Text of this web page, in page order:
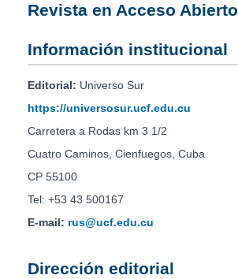
Revista en Acceso Abierto
Información institucional
Editorial: Universo Sur
https://universosur.ucf.edu.cu
Carretera a Rodas km 3 1/2
Cuatro Caminos, Cienfuegos, Cuba
CP 55100
Tel: +53 43 500167
E-mail: rus@ucf.edu.cu
Dirección editorial